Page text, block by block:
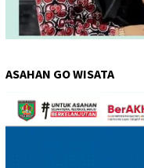
ASAHAN GO WISATA
Pemutar
Video